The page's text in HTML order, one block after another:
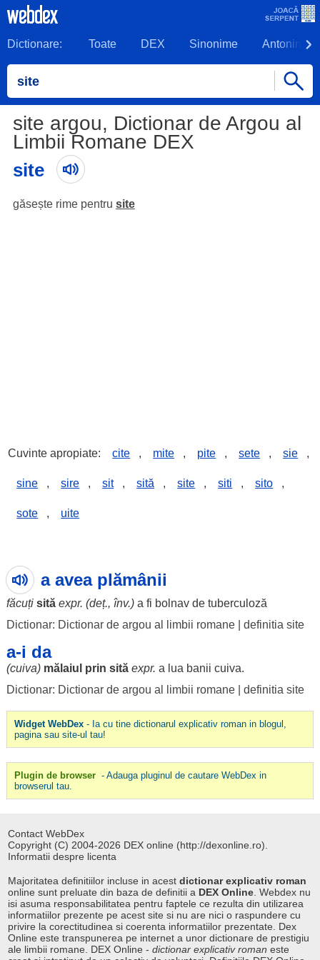
Dictionare: Toate DEX Sinonime Antonime
site argou, Dictionar de Argou al
Limbii Romane DEX
site
găsește rime pentru site
Cuvinte apropiate: cite , mite , pite , sete , sie ,
sine , sire , sit , sită , site , siti , sito ,
sote , uite
a avea plămânii
făcuți sită expr. (deț., înv.)a fi bolnavde tuberculoză
Dictionar: Dictionar de argou al limbii romane| definitia site
a-i da
(cuiva) mălaiul prin sită expr. a lua banii cuiva.
Dictionar: Dictionar de argou al limbii romane| definitia site
Widget WebDex- Ia cu tine dictionarul explicativ roman in blogul,
pagina sau site-ul tau!
Plugin de browser - Adauga pluginul de cautare WebDex in
browserul tau.
Contact WebDex
Copyright (C) 2004-2026 DEX online (http://dexonline.ro).
Informatii despre licenta
Majoritatea definitiilor incluse in acestdictionar explicativ roman
online sunt preluate din baza de definitii a DEX Online . Webdex nu
isi asuma responsabilitatea pentru faptele ce rezulta din utilizarea
informatiilor prezente pe acest site si nu are nici o raspundere cu
privire la corectitudinea si coerenta informatiilor prezentate. Dex
Online este transpunerea pe internet a unor dictionare de prestigiu
ale limbii romane. DEX Online -dictionar explicativ roman este